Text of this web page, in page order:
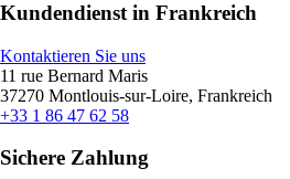
Kundendienst in Frankreich
Kontaktieren Sie uns
11 rue Bernard Maris
37270 Montlouis-sur-Loire, Frankreich
+33 1 86 47 62 58
Sichere Zahlung